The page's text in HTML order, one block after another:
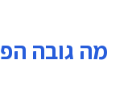
מה גובה